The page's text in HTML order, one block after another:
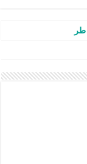
طريق نظام ن